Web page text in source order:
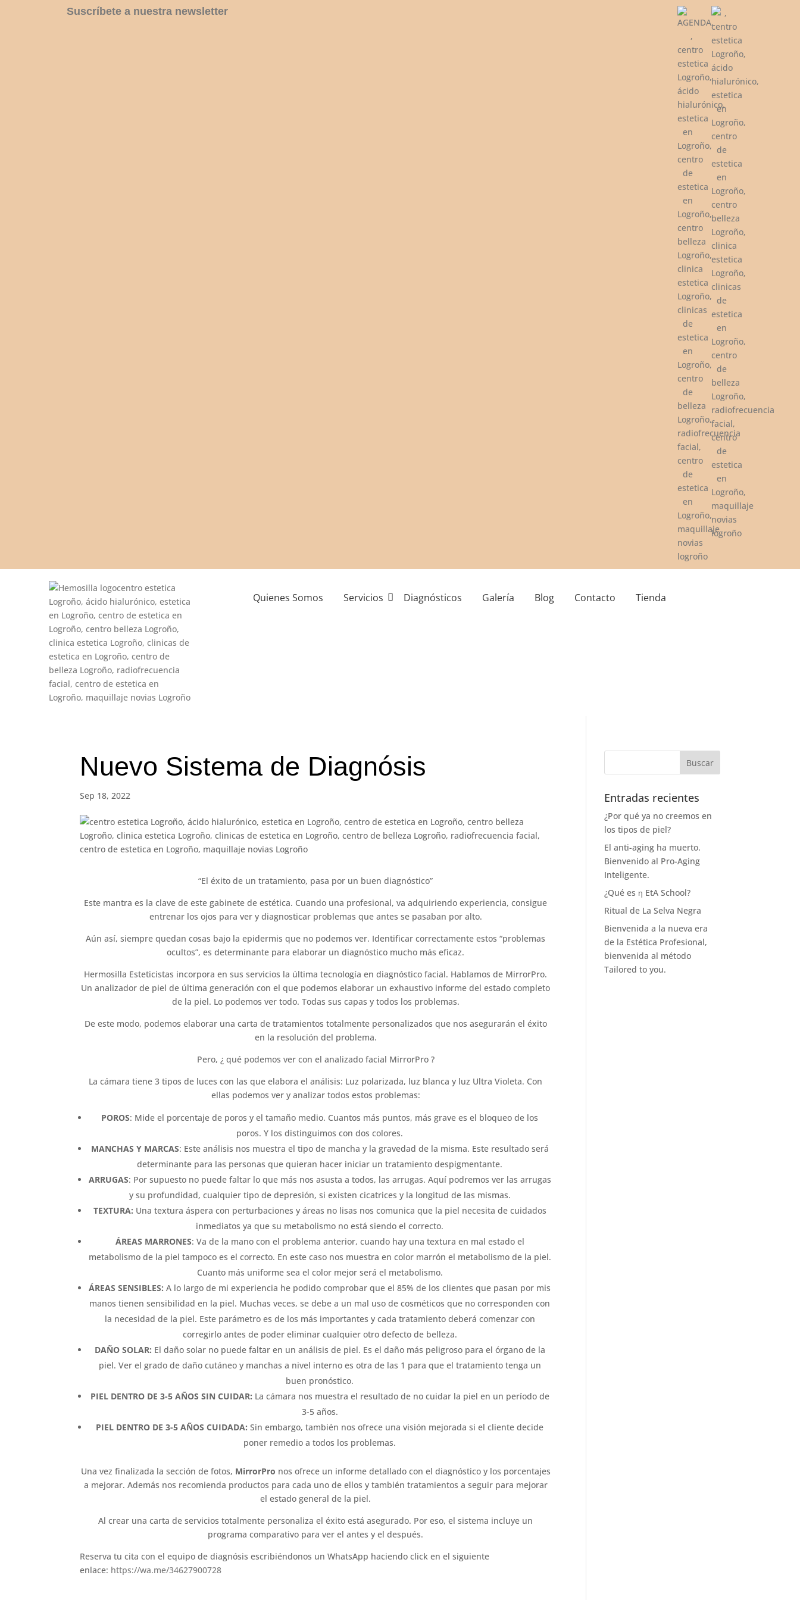
Suscríbete a nuestra newsletter
Quienes Somos Servicios Diagnósticos Galería Blog Contacto Tienda
Nuevo Sistema de Diagnósis
Sep 18, 2022
“El éxito de un tratamiento, pasa por un buen diagnóstico”
Este mantra es la clave de este gabinete de estética. Cuando una profesional, va adquiriendo experiencia, consigue
entrenar los ojos para ver y diagnosticar problemas que antes se pasaban por alto.
Aún así, siempre quedan cosas bajo la epidermis que no podemos ver. Identificar correctamente estos “problemas
ocultos”, es determinante para elaborar un diagnóstico mucho más eficaz.
Hermosilla Esteticistas incorpora en sus servicios la última tecnología en diagnóstico facial. Hablamos de MirrorPro.
Un analizador de piel de última generación con el que podemos elaborar un exhaustivo informe del estado completo
de la piel. Lo podemos ver todo. Todas sus capas y todos los problemas.
De este modo, podemos elaborar una carta de tratamientos totalmente personalizados que nos asegurarán el éxito
en la resolución del problema.
Pero, ¿ qué podemos ver con el analizado facial MirrorPro ?
La cámara tiene 3 tipos de luces con las que elabora el análisis: Luz polarizada, luz blanca y luz Ultra Violeta. Con
ellas podemos ver y analizar todos estos problemas:
POROS: Mide el porcentaje de poros y el tamaño medio. Cuantos más puntos, más grave es el bloqueo de los
poros. Y los distinguimos con dos colores.
MANCHAS Y MARCAS: Este análisis nos muestra el tipo de mancha y la gravedad de la misma. Este resultado será
determinante para las personas que quieran hacer iniciar un tratamiento despigmentante.
ARRUGAS: Por supuesto no puede faltar lo que más nos asusta a todos, las arrugas. Aquí podremos ver las arrugas
y su profundidad, cualquier tipo de depresión, si existen cicatrices y la longitud de las mismas.
TEXTURA: Una textura áspera con perturbaciones y áreas no lisas nos comunica que la piel necesita de cuidados
inmediatos ya que su metabolismo no está siendo el correcto.
ÁREAS MARRONES: Va de la mano con el problema anterior, cuando hay una textura en mal estado el
metabolismo de la piel tampoco es el correcto. En este caso nos muestra en color marrón el metabolismo de la piel.
Cuanto más uniforme sea el color mejor será el metabolismo.
ÁREAS SENSIBLES: A lo largo de mi experiencia he podido comprobar que el 85% de los clientes que pasan por mis
manos tienen sensibilidad en la piel. Muchas veces, se debe a un mal uso de cosméticos que no corresponden con
la necesidad de la piel. Este parámetro es de los más importantes y cada tratamiento deberá comenzar con
corregirlo antes de poder eliminar cualquier otro defecto de belleza.
DAÑO SOLAR: El daño solar no puede faltar en un análisis de piel. Es el daño más peligroso para el órgano de la
piel. Ver el grado de daño cutáneo y manchas a nivel interno es otra de las 1 para que el tratamiento tenga un
buen pronóstico.
PIEL DENTRO DE 3-5 AÑOS SIN CUIDAR: La cámara nos muestra el resultado de no cuidar la piel en un período de
3-5 años.
PIEL DENTRO DE 3-5 AÑOS CUIDADA: Sin embargo, también nos ofrece una visión mejorada si el cliente decide
poner remedio a todos los problemas.
Una vez finalizada la sección de fotos, MirrorPro nos ofrece un informe detallado con el diagnóstico y los porcentajes
a mejorar. Además nos recomienda productos para cada uno de ellos y también tratamientos a seguir para mejorar
el estado general de la piel.
Al crear una carta de servicios totalmente personaliza el éxito está asegurado. Por eso, el sistema incluye un
programa comparativo para ver el antes y el después.
Reserva tu cita con el equipo de diagnósis escribiéndonos un WhatsApp haciendo click en el siguiente
enlace: https://wa.me/34627900728
Entradas recientes
¿Por qué ya no creemos en
los tipos de piel?
El anti-aging ha muerto.
Bienvenido al Pro-Aging
Inteligente.
¿Qué es η EtA School?
Ritual de La Selva Negra
Bienvenida a la nueva era
de la Estética Profesional,
bienvenida al método
Tailored to you.